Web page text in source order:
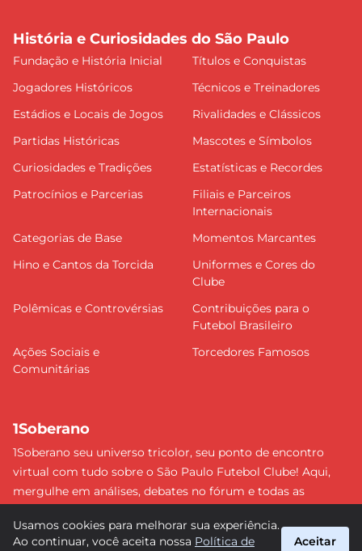
História e Curiosidades do São Paulo
Fundação e História Inicial
Títulos e Conquistas
Jogadores Históricos
Técnicos e Treinadores
Estádios e Locais de Jogos
Rivalidades e Clássicos
Partidas Históricas
Mascotes e Símbolos
Curiosidades e Tradições
Estatísticas e Recordes
Patrocínios e Parcerias
Filiais e Parceiros
Internacionais
Categorias de Base
Momentos Marcantes
Hino e Cantos da Torcida
Uniformes e Cores do
Clube
Polêmicas e Controvérsias
Contribuições para o
Futebol Brasileiro
Ações Sociais e
Comunitárias
Torcedores Famosos
1Soberano
1Soberano seu universo tricolor, seu ponto de encontro
virtual com tudo sobre o São Paulo Futebol Clube! Aqui,
mergulhe em análises, debates no fórum e todas as
detalhe e faça parte dessa comunidade apaixonada pelo
Usamos cookies para melhorar sua experiência.
Ao continuar, você aceita nossa Política de
Aceitar